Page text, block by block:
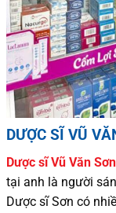
DƯỢC SĨ VŨ
Dược sĩVũ Văn Sơn
tại anh là người
Dược sĩSơn có